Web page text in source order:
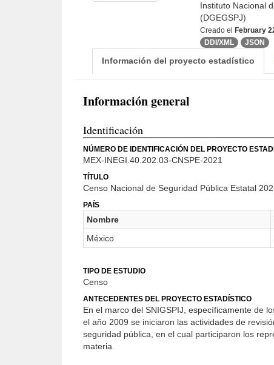
Instituto Nacional
(DGEGSPJ)
Creado el February
DDI/XML
JSON
Información del proyecto estadístico
Información general
Identificación
NÚMERO DE IDENTIFICACIÓN DEL PROYECTO
MEX-INEGI.40.202.03-CNSPE-2021
TÍTULO
Censo Nacional de Seguridad Pública Estatal
PAÍS
Nombre
México
TIPO DE ESTUDIO
Censo
ANTECEDENTES DEL PROYECTO ESTADÍSTICO
En el marco del SNIGSPIJ, específicamente de
el año 2009 se iniciaron las actividades de
seguridad pública, en el cual participaron los
materia.